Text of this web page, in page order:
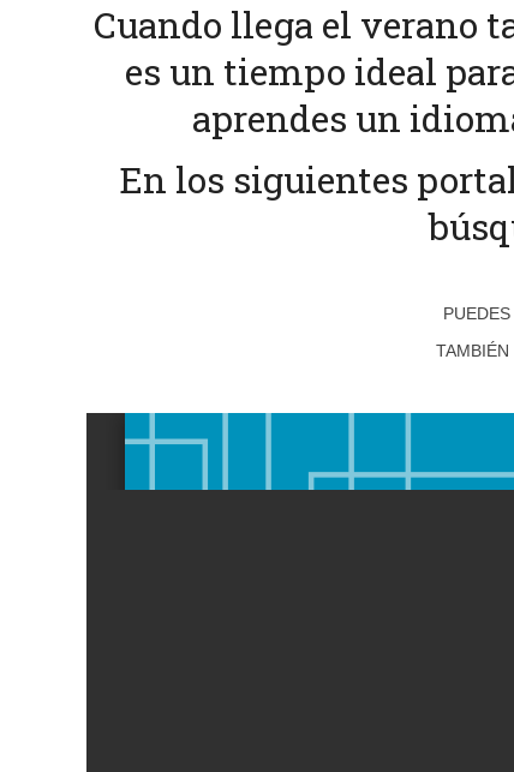
Cuando llega el verano
es un tiempo ideal
aprendes un
En los siguientes